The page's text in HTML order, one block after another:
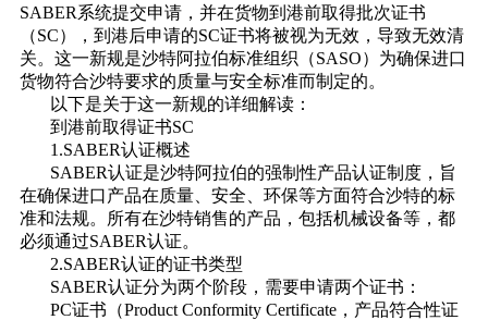
SABER系统提交申请，并在货物到港前取得批次证书
（SC），到港后申请的SC证书将被视为无效，导致无效清
关。这一新规是沙特阿拉伯标准组织（SASO）为确保进口
货物符合沙特要求的质量与安全标准而制定的。
以下是关于这一新规的详细解读：
到港前取得证书SC
1.SABER认证概述
SABER认证是沙特阿拉伯的强制性产品认证制度，旨
在确保进口产品在质量、安全、环保等方面符合沙特的标
准和法规。所有在沙特销售的产品，包括机械设备等，都
必须通过SABER认证。
2.SABER认证的证书类型
SABER认证分为两个阶段，需要申请两个证书：
PC证书（Product Conformity Certificate，产品符合性证